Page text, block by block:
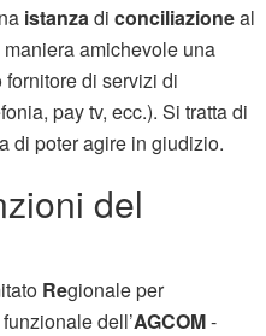
istanza diconciliazioneal
amichevole una
di servizi di
pay tv, ecc.). Si tratta di
di poter agire in giudizio.
del
Regionale per
dell’AGCOM-